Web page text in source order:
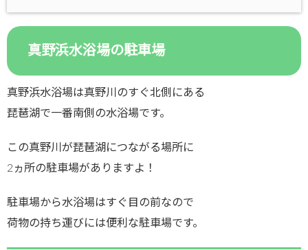
真野浜水浴場の駐車場
真野浜水浴場は真野川のすぐ北側にある
琵琶湖で一番南側の水浴場です。
この真野川が琵琶湖につながる場所に
2ヵ所の駐車場がありますよ！
駐車場から水浴場はすぐ目の前なので
荷物の持ち運びには便利な駐車場です。